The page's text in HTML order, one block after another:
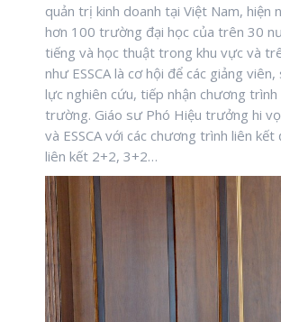
quản trị kinh doanh tại Việt Nam,
hơn 100 trường đại học của trên 30
tiếng và học thuật trong khu vực và
như ESSCA là cơ hội để các giảng
lực nghiên cứu, tiếp nhận chương
trường. Giáo sư Phó Hiệu trưởng hi
và ESSCA với các chương trình liên
liên kết 2+2, 3+2…